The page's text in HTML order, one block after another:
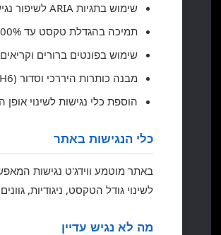
שימוש בתגיות ARIA לשיפור נגישות לקוראי מסך
תמיכה בהגדלת טקסט עד 200% ללא פגיעה בתוכן
שימוש בפונטים ברורים וקריאים
מבנה כותרות היררכי וסדור (H1–H6)
הוספת כלי נגישות לשינוי
כלי הנגישות באתר
באתר מוטמע ווידג'ט נגישות
לשינוי גודל הטקסט, ניגודיות,
מה לא נגיש עדיין